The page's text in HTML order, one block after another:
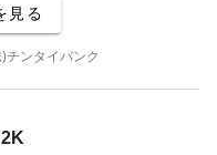
見る
ンタイバンク